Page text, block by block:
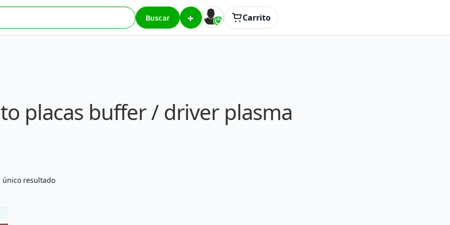
Buscar + Carrito
/ driver plasma
placas buffer / driver plasma
único resultado